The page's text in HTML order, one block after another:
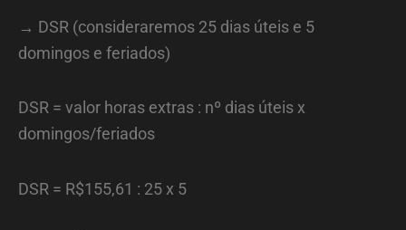
→ DSR (consideraremos 25 dias úteis e 5
domingos e feriados)
DSR = valor horas extras : nº dias úteis x
domingos/feriados
DSR = R$155,61 : 25 x 5